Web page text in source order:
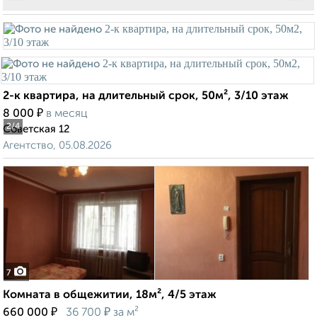
2/4
2-к квартира, на длительный срок, 50м², 3/10 этаж
8 000 ₽ в месяц
Советская 12
Агентство, 05.08.2026
7
Комната в общежитии, 18м², 4/5 этаж
660 000 ₽ 36 700 ₽ за м²